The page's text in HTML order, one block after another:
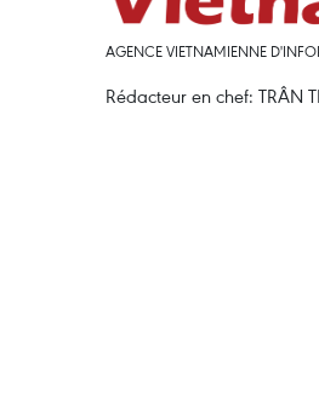
AGENCE VIETNAMIENNE
Rédacteur en chef: TRÂN